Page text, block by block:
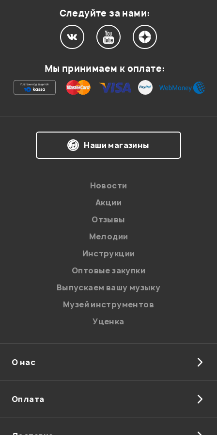
Ваша оценка:
на обработку персональных данных в
Политикой в отношении обработки
персональных данных.
Введите проверочное число:
Отправить
Следуйте за нами:
Мы принимаем к оплате:
Наши магазины
Новости
Акции
Отзывы
Мелодии
Инструкции
Оптовые закупки
Выпускаем вашу музыку
Музей инструментов
Уценка
О нас
Оплата